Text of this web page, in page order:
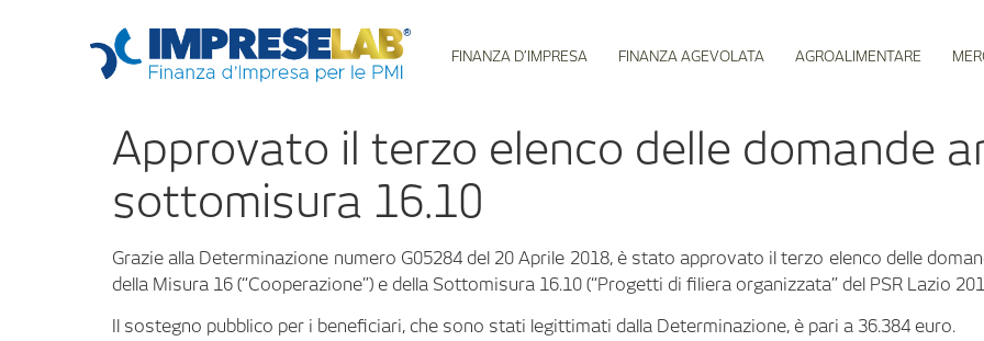
FINANZA D’IMPRESA FINANZA AGEVOLATA AGROALIMENTARE
Approvato il terzo elenco delle domande
sottomisura 16.10
Grazie alla Determinazione numero G05284 del 20 Aprile 2018, è stato approvato il terzo elenco delle
della Misura 16 (“Cooperazione”) e della Sottomisura 16.10 (“Progetti di filiera organizzata” del PSR Lazio
Il sostegno pubblico per i beneficiari, che sono stati legittimati dalla Determinazione, è pari a 36.384 euro.